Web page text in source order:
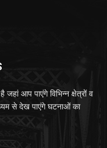
जहां आप पाएंगे विभिन्न क्षेत्रों व
से देख पाएंगे घटनाओं का